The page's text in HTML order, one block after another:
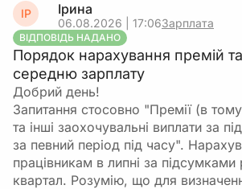
ІР Ірина
06.08.2026 | 17:06Зарплата
ВІДПОВІДЬ НАДАНО
Порядок нарахування премій
середню зарплату
Добрий день!
Запитання стосовно "Премії (в
та інші заохочувальні виплати за
за певний період під часу".
працівникам в липні за підсумками
квартал. Розумію, що для